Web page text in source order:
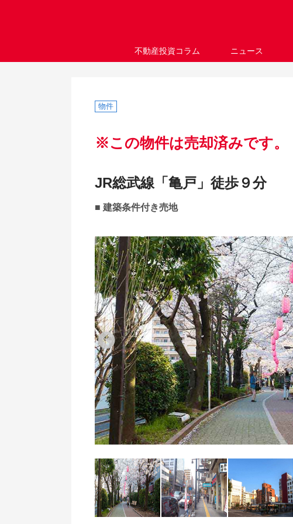
不動産投資コラム ニュース
物件
※この物件は売却済みです。
JR総武線「亀戸」徒歩９分
■ 建築条件付き売地